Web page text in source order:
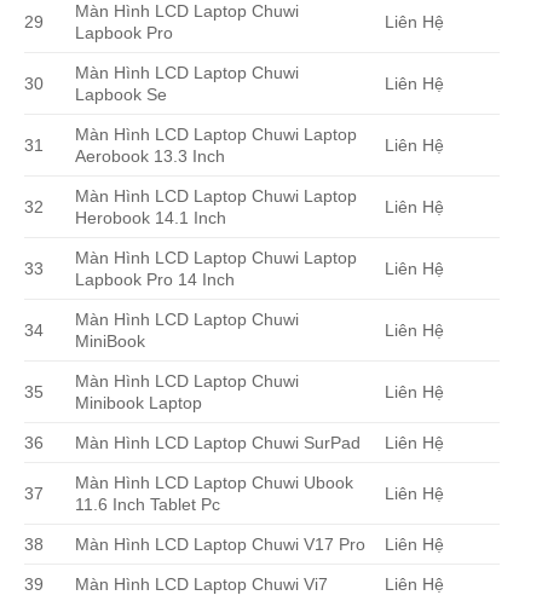
29
Màn Hình LCD Laptop Chuwi
Lapbook Pro
Liên Hệ
30
Màn Hình LCD Laptop Chuwi
Lapbook Se
Liên Hệ
31
Màn Hình LCD Laptop Chuwi Laptop
Aerobook 13.3 Inch
Liên Hệ
32
Màn Hình LCD Laptop Chuwi Laptop
Herobook 14.1 Inch
Liên Hệ
33
Màn Hình LCD Laptop Chuwi Laptop
Lapbook Pro 14 Inch
Liên Hệ
34
Màn Hình LCD Laptop Chuwi
MiniBook
Liên Hệ
35
Màn Hình LCD Laptop Chuwi
Minibook Laptop
Liên Hệ
36 Màn Hình LCD Laptop Chuwi SurPad Liên Hệ
37
Màn Hình LCD Laptop Chuwi Ubook
11.6 Inch Tablet Pc
Liên Hệ
38 Màn Hình LCD Laptop Chuwi V17 Pro Liên Hệ
39 Màn Hình LCD Laptop Chuwi Vi7 Liên Hệ